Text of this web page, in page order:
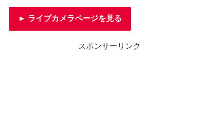
► ライブカメラページを見る
スポンサーリンク